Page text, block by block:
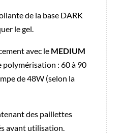
de la base DARK
le gel.
avec le MEDIUM
polymérisation : 60 à 90
de 48W (selon la
des paillettes
avant utilisation.